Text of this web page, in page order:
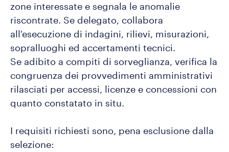
zone interessate e segnala le anomalie
riscontrate. Se delegato, collabora
all'esecuzione di indagini, rilievi, misurazioni,
sopralluoghi ed accertamenti tecnici.
Se adibito a compiti di sorveglianza, verifica la
congruenza dei provvedimenti amministrativi
rilasciati per accessi, licenze e concessioni con
quanto constatato in situ.
I requisiti richiesti sono, pena esclusione dalla
selezione: